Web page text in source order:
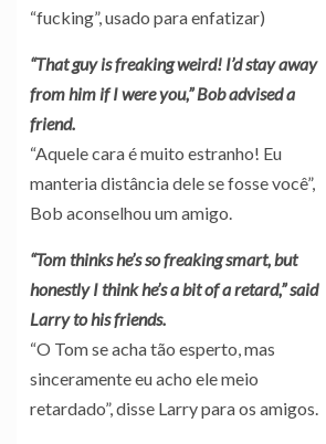
“fucking”, usado para enfatizar)
“That guy is freaking weird! I’d stay away
from him if I were you,” Bob advised a
friend.
“Aquele cara é muito estranho! Eu
manteria distância dele se fosse você”,
Bob aconselhou um amigo.
“Tom thinks he’s so freaking smart, but
honestly I think he’s a bit of a retard,” said
Larry to his friends.
“O Tom se acha tão esperto, mas
sinceramente eu acho ele meio
retardado”, disse Larry para os amigos.